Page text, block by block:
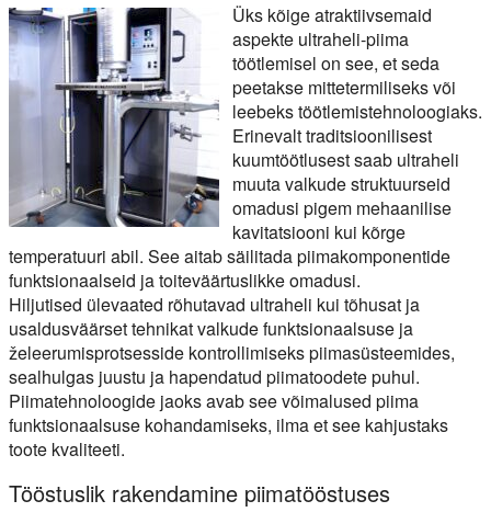
Üks kõige atraktiivsemaid
aspekte ultraheli-piima
töötlemisel on see, et seda
peetakse mittetermiliseks või
leebeks töötlemistehnoloogiaks.
Erinevalt traditsioonilisest
kuumtöötlusest saab ultraheli
muuta valkude struktuurseid
omadusi pigem mehaanilise
kavitatsiooni kui kõrge
temperatuuri abil. See aitab säilitada piimakomponentide
funktsionaalseid ja toiteväärtuslikke omadusi.
Hiljutised ülevaated rõhutavad ultraheli kui tõhusat ja
usaldusväärset tehnikat valkude funktsionaalsuse ja
želeerumisprotsesside kontrollimiseks piimasüsteemides,
sealhulgas juustu ja hapendatud piimatoodete puhul.
Piimatehnoloogide jaoks avab see võimalused piima
funktsionaalsuse kohandamiseks, ilma et see kahjustaks
toote kvaliteeti.
Tööstuslik rakendamine piimatööstuses